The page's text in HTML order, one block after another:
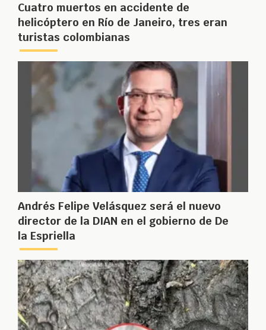
Cuatro muertos en accidente de
helicóptero en Río de Janeiro, tres eran
turistas colombianas
Andrés Felipe Velásquez será el nuevo
director de la DIAN en el gobierno de De
la Espriella